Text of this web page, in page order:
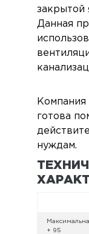
закрытой
Данная
готова
нуждам.
+ 95